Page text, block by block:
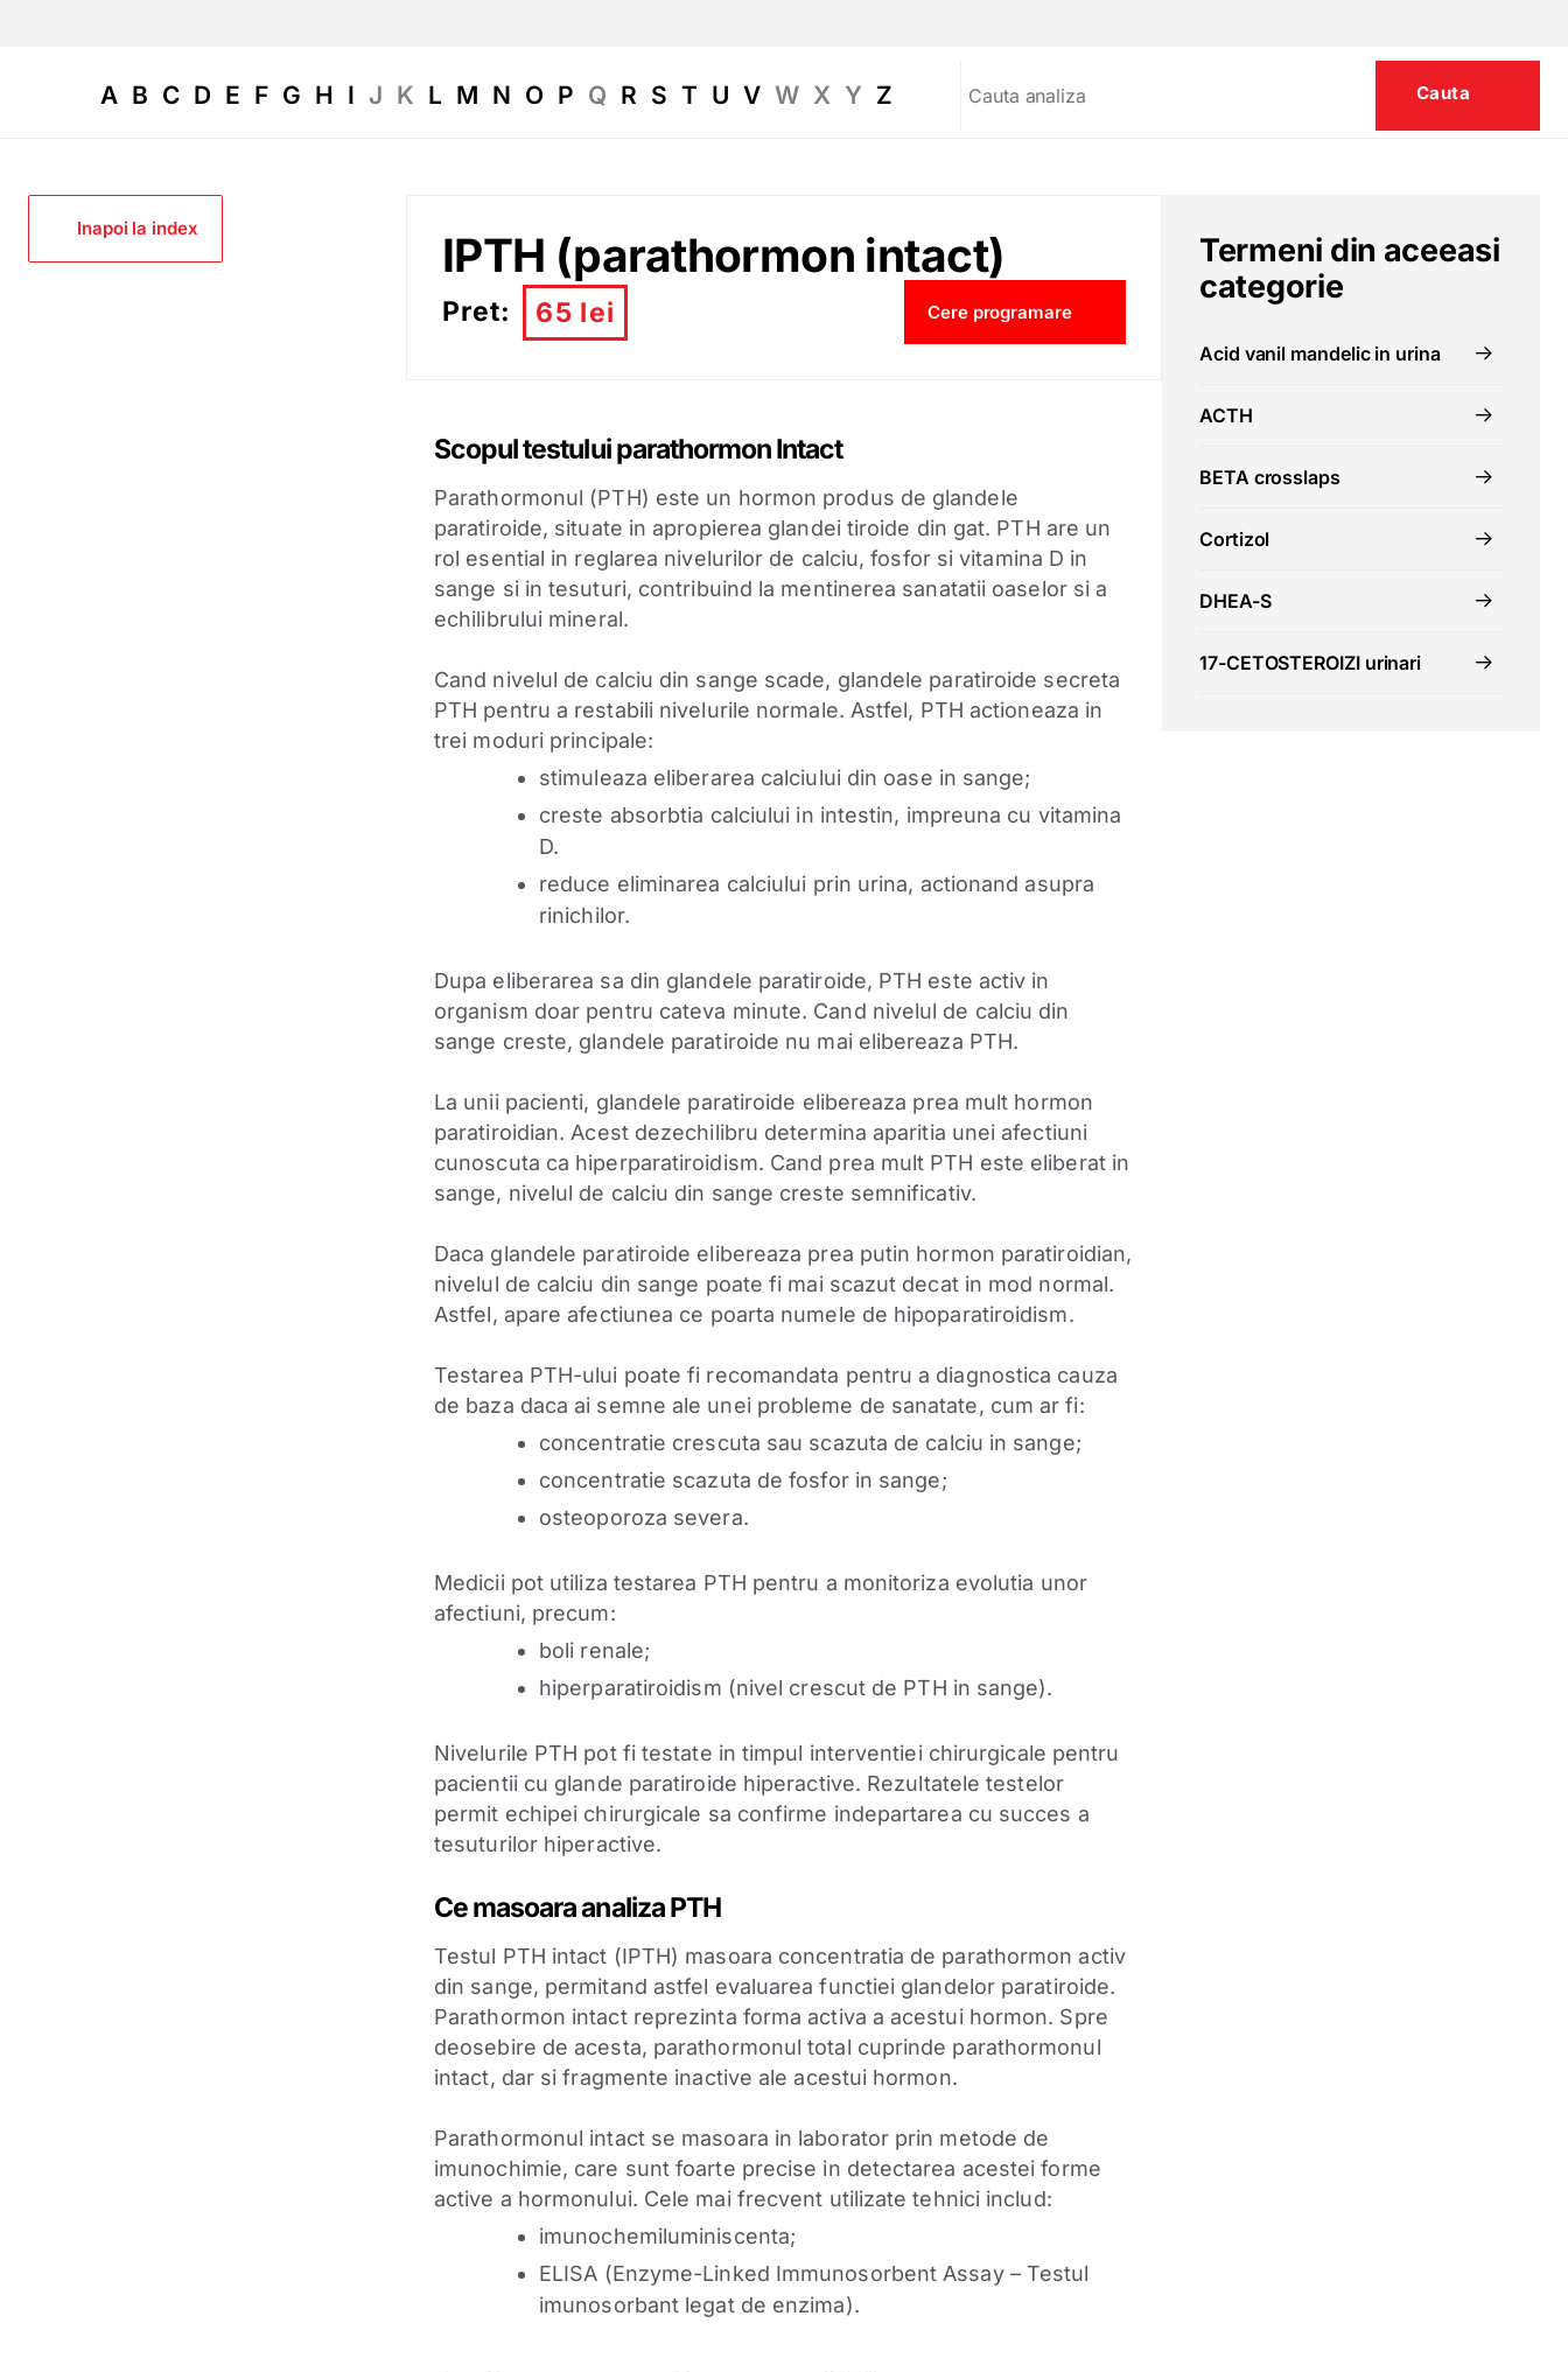
A B C D E F G H I J K L M N O P Q R S T U V W X Y Z
Inapoi la index IPTH (parathormon intact)
Pret: 65 lei Cere programare
Scopul testului parathormon Intact
Parathormonul (PTH) este un hormon produs de glandele
paratiroide, situate in apropierea glandei tiroide din gat. PTH are un
rol esential in reglarea nivelurilor de calciu, fosfor si vitamina D in
sange si in tesuturi, contribuind la mentinerea sanatatii oaselor si a
echilibrului mineral.
Cand nivelul de calciu din sange scade, glandele paratiroide secreta
PTH pentru a restabili nivelurile normale. Astfel, PTH actioneaza in
trei moduri principale:
stimuleaza eliberarea calciului din oase in sange;
creste absorbtia calciului in intestin, impreuna cu vitamina
D.
reduce eliminarea calciului prin urina, actionand asupra
rinichilor.
Dupa eliberarea sa din glandele paratiroide, PTH este activ in
organism doar pentru cateva minute. Cand nivelul de calciu din
sange creste, glandele paratiroide nu mai elibereaza PTH.
La unii pacienti, glandele paratiroide elibereaza prea mult hormon
paratiroidian. Acest dezechilibru determina aparitia unei afectiuni
cunoscuta ca hiperparatiroidism. Cand prea mult PTH este eliberat in
sange, nivelul de calciu din sange creste semnificativ.
Daca glandele paratiroide elibereaza prea putin hormon paratiroidian,
nivelul de calciu din sange poate fi mai scazut decat in mod normal.
Astfel, apare afectiunea ce poarta numele de hipoparatiroidism.
Testarea PTH-ului poate fi recomandata pentru a diagnostica cauza
de baza daca ai semne ale unei probleme de sanatate, cum ar fi:
concentratie crescuta sau scazuta de calciu in sange;
concentratie scazuta de fosfor in sange;
osteoporoza severa.
Medicii pot utiliza testarea PTH pentru a monitoriza evolutia unor
afectiuni, precum:
boli renale;
hiperparatiroidism (nivel crescut de PTH in sange).
Nivelurile PTH pot fi testate in timpul interventiei chirurgicale pentru
pacientii cu glande paratiroide hiperactive. Rezultatele testelor
permit echipei chirurgicale sa confirme indepartarea cu succes a
tesuturilor hiperactive.
Ce masoara analiza PTH
Testul PTH intact (IPTH) masoara concentratia de parathormon activ
din sange, permitand astfel evaluarea functiei glandelor paratiroide.
Parathormon intact reprezinta forma activa a acestui hormon. Spre
deosebire de acesta, parathormonul total cuprinde parathormonul
intact, dar si fragmente inactive ale acestui hormon.
Parathormonul intact se masoara in laborator prin metode de
imunochimie, care sunt foarte precise in detectarea acestei forme
active a hormonului. Cele mai frecvent utilizate tehnici includ:
imunochemiluminiscenta;
ELISA (Enzyme-Linked Immunosorbent Assay – Testul
imunosorbant legat de enzima).
Termeni din aceeasi
categorie
Acid vanil mandelic in urina
ACTH
BETA crosslaps
Cortizol
DHEA-S
17-CETOSTEROIZI urinari